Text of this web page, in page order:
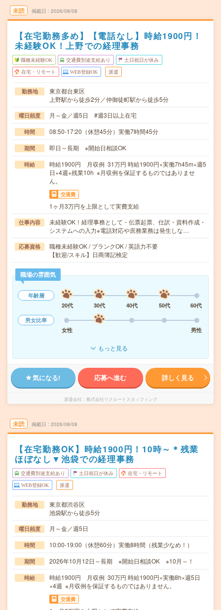
未読 掲載日 2026/08/08
【在宅勤務多め】【電話なし】時給1900円！
未経験OK！上野での経理事務
職種未経験OK 交通費別途支給あり 土日祝日が休み
在宅・リモート WEB登録OK 派遣
勤務地
東京都台東区
上野駅から徒歩2分／仲御徒町駅から徒歩5分
曜日頻度 月～金／週5日 #週3日以上在宅
時間 08:50-17:20（休憩45分）実働7時間45分
期間 即日～長期 ※開始日相談OK
時給
時給1900円 月収例 31万円 時給1900円×実働7h45m×週5
日×4週+残業10h ※月収例を保証するものではありませ
ん。
交通費
1ヶ月3万円を上限として実費支給
仕事内容
未経験OK！経理事務として・伝票起票、仕訳・資料作成・
システムへの入力※電話対応や庶務業務は発生しな…
応募資格
職種未経験OK / ブランクOK / 英語力不要
【歓迎/スキル】日商簿記検定
職場の雰囲気
年齢層
20代
30代 40代 50代
60代
男女比率
女性
男性
もっと見る
気になる! 応募へ進む 詳しく見る
派遣会社 株式会社リクルートスタッフィング
未読 掲載日 2026/08/08
【在宅勤務OK】時給1900円！10時～＊残業
ほぼなし▼池袋での経理事務
交通費別途支給あり 土日祝日が休み 在宅・リモート
WEB登録OK 派遣
勤務地
東京都渋谷区
池袋駅から徒歩5分
曜日頻度 月～金／週5日
時間 10:00-19:00（休憩60分）実働8時間（残業少なめ！）
期間 2026年10月12日～長期 ※開始日相談OK ※10月～！
時給
時給1900円 月収例 30万円 時給1900円×実働8h×週5日
×4週 ※月収例を保証するものではありません。
交通費